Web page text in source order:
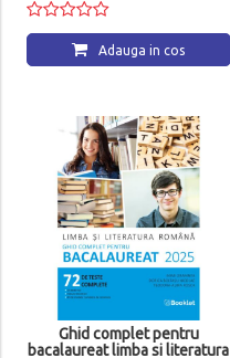
Adauga in cos
Ghid complet pentru
bacalaureat limba si literatura